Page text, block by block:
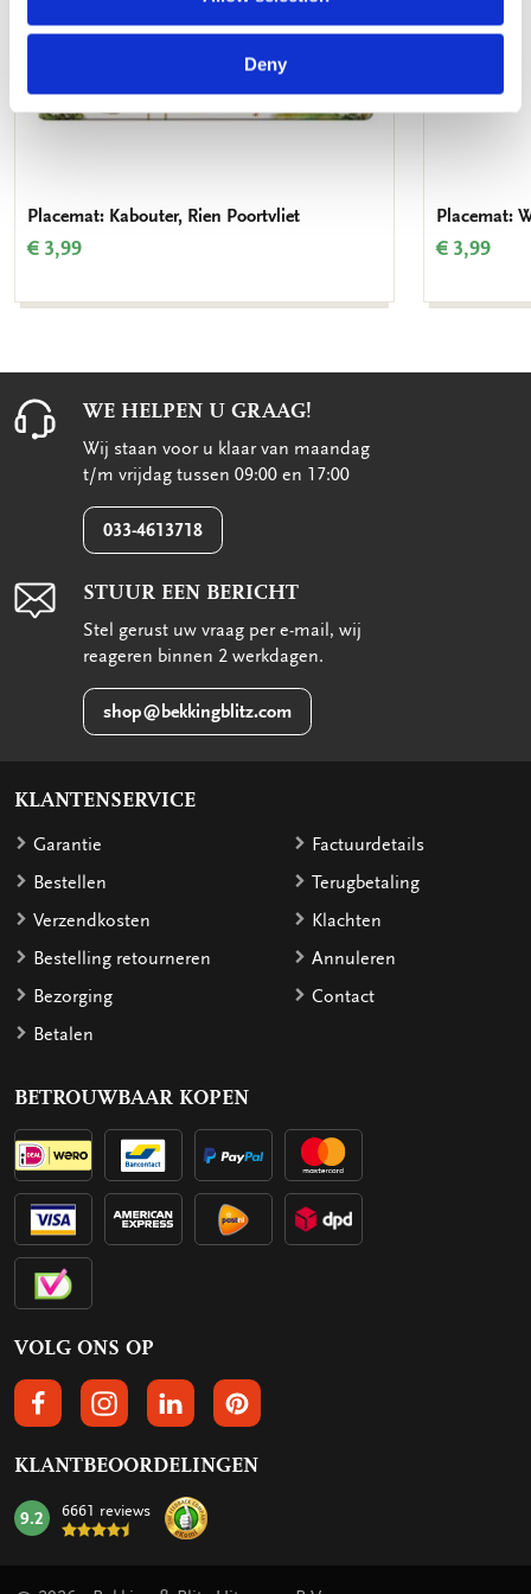
Deny
Placemat: Kabouter, Rien Poortvliet
€ 3,99
Placemat:
€ 3,99
WE HELPEN U GRAAG!
Wij staan voor u klaar van maandag
t/m vrijdag tussen 09:00 en 17:00
033-4613718
STUUR EEN BERICHT
Stel gerust uw vraag per e-mail, wij
reageren binnen 2 werkdagen.
shop@bekkingblitz.com
KLANTENSERVICE
Garantie
Bestellen
Verzendkosten
Bestelling retourneren
Bezorging
Betalen
Factuurdetails
Terugbetaling
Klachten
Annuleren
Contact
BETROUWBAAR KOPEN
VOLG ONS OP
VOLGS ONS OP FACEBOOK
VOLG ONS OP INSTAGRAM
VOLG ONS OP LINKEDIN
VOLG ONS OP PINTEREST
KLANTBEOORDELINGEN
mark:
9.2 6661 reviews